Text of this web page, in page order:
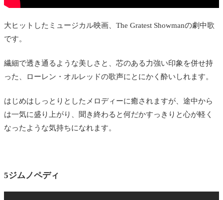
大ヒットしたミュージカル映画、The Gratest Showmanの劇中歌
です。
繊細で透き通るような美しさと、芯のある力強い印象を併せ持
った、ローレン・オルレッドの歌声にとにかく酔いしれます。
はじめはしっとりとしたメロディーに癒されますが、途中から
は一気に盛り上がり、聞き終わると何だかすっきりと心が軽く
なったような気持ちになれます。
5ジムノペディ